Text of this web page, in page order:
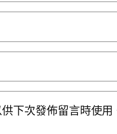
下次發佈留言時使用